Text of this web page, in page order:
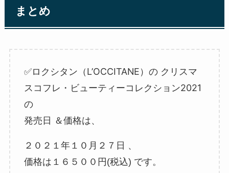
まとめ
✅ロクシタン（L’OCCITANE）の クリスマ
スコフレ・ビューティーコレクション2021
の
発売日 ＆価格は、
２０２１年１０月２７日 、
価格は１６５００円(税込) です。